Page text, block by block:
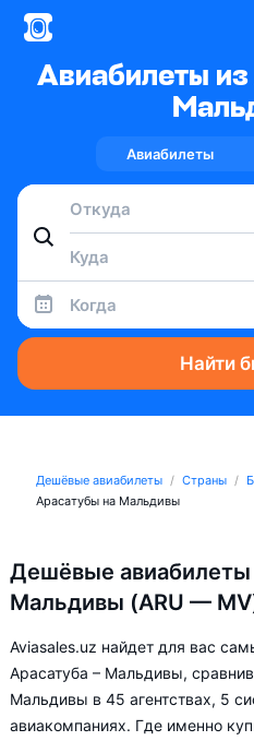
Авиабилеты
Авиабилеты
Когда
Найти
Дешёвые авиабилеты Страны
Арасатубы на Мальдивы
Дешёвые авиабилеты
Мальдивы (ARU —
Aviasales.uz найдет для вас
Арасатуба – Мальдивы,
Мальдивы в 45 агентствах, 5
авиакомпаниях. Где именно